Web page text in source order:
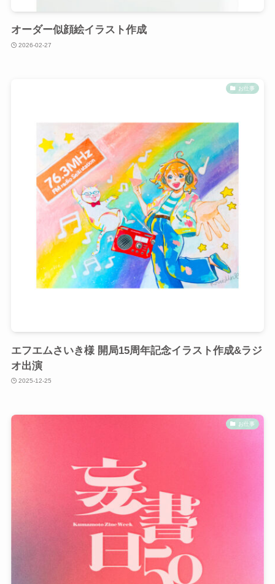
オーダー似顔絵イラスト作成
2026-02-27
お仕事
エフエムさいき様 開局15周年記念イラスト作成&ラジ
オ出演
2025-12-25
お仕事